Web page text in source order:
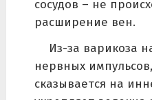
сосудов – не
расширение вен.
Из-за варикоза
нервных
сказывается на